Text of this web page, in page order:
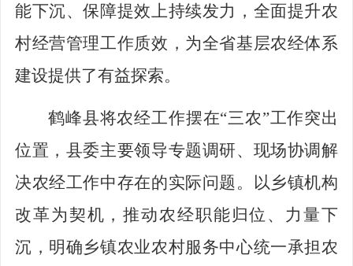
能下沉、保障提效上持续发力，全面提升农
村经营管理工作质效，为全省基层农经体系
建设提供了有益探索。
鹤峰县将农经工作摆在“三农”工作突出
位置，县委主要领导专题调研、现场协调解
决农经工作中存在的实际问题。以乡镇机构
改革为契机，推动农经职能归位、力量下
沉， 明确乡镇农业农村服务中心统一承担农